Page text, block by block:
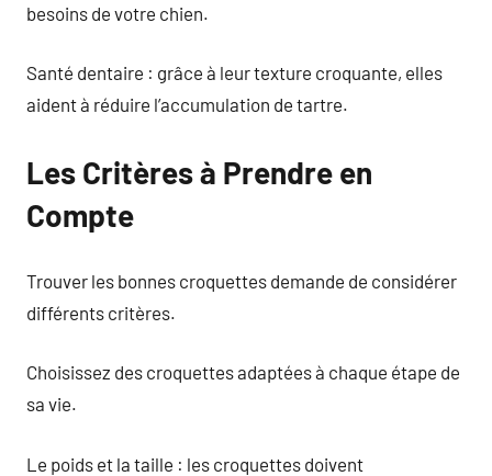
besoins de votre chien.
Santé dentaire : grâce à leur texture croquante, elles
aident à réduire l’accumulation de tartre.
Les Critères à Prendre en
Compte
Trouver les bonnes croquettes demande de considérer
différents critères.
Choisissez des croquettes adaptées à chaque étape de
sa vie.
Le poids et la taille : les croquettes doivent